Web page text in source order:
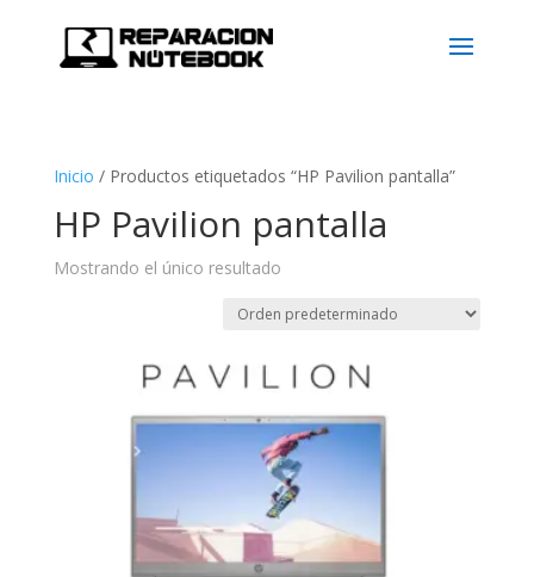
Inicio / Productos etiquetados “HP Pavilion pantalla”
HP Pavilion pantalla
Mostrando el único resultado